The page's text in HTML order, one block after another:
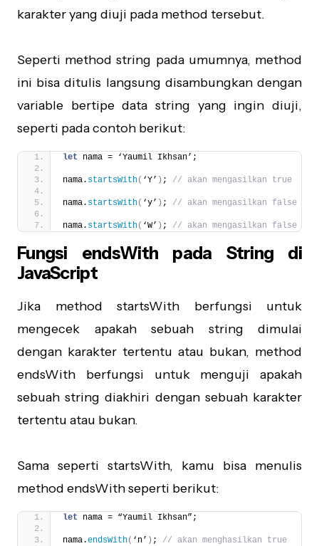
karakter yang diuji pada method tersebut.
Seperti method string pada umumnya, method
ini bisa ditulis langsung disambungkan dengan
variable bertipe data string yang ingin diuji,
seperti pada contoh berikut:
let nama = ‘Yaumil Ikhsan’;
nama. startsWith( ‘Y’ ) ; // akan mengasilkan true
nama. startsWith( ‘y’ ) ; // akan mengasilkan false
nama. startsWith( ‘W’ ) ; // akan mengasilkan false
Fungsi endsWith pada String di
JavaScript
Jika method startsWith berfungsi untuk
mengecek apakah sebuah string dimulai
dengan karakter tertentu atau bukan, method
endsWith berfungsi untuk menguji apakah
sebuah string diakhiri dengan sebuah karakter
tertentu atau bukan.
Sama seperti startsWith, kamu bisa menulis
method endsWith seperti berikut:
let nama = “Yaumil Ikhsan”;
nama.endsWith( ‘n’ ) ; // akan menghasilkan true